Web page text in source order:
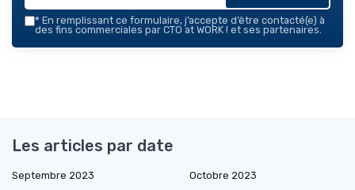
* En remplissant ce formulaire, j’accepte d’être contacté(e) à
des fins commerciales par CTO at WORK ! et ses partenaires.
Les articles par date
Septembre 2023
Octobre 2023